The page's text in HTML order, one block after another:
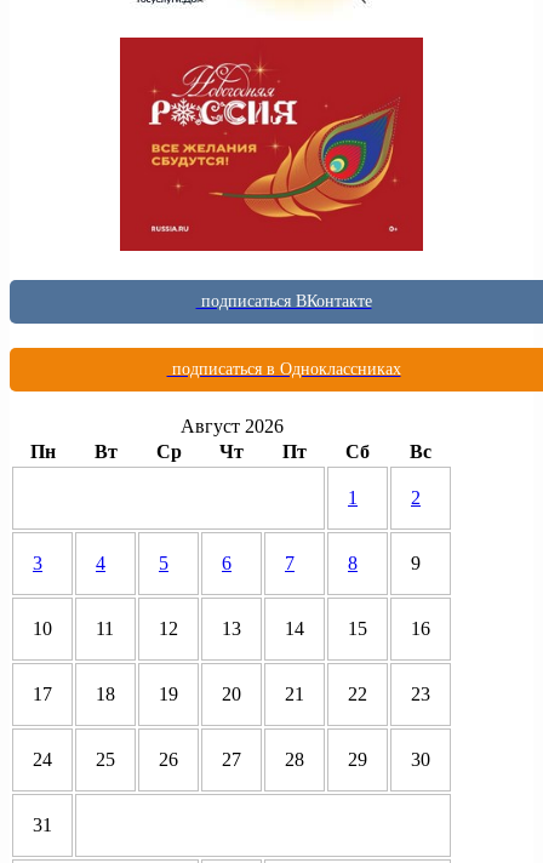
подписаться ВКонтакте
подписаться в Одноклассниках
Август 2026
Пн
Вт Ср Чт Пт Сб Вс
1 2
3 4 5 6 7 8 9
10 11 12 13 14 15 16
17 18 19 20 21 22 23
24 25 26 27 28 29 30
31